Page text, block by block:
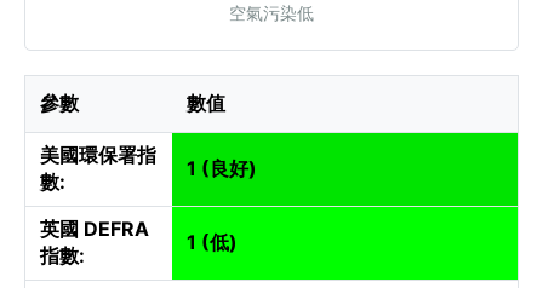
空氣污染低
參數 數值
美國環保署指
數:
1 (良好)
英國 DEFRA
指數:
1 (低)